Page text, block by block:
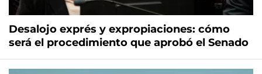
Desalojo exprés y expropiaciones: cómo
será el procedimiento que aprobó el Senado